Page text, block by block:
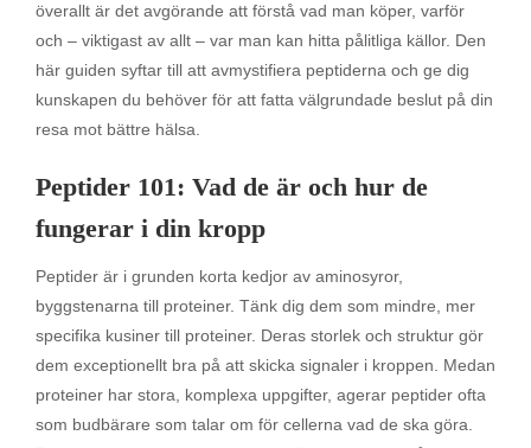
överallt är det avgörande att förstå vad man köper, varför
och – viktigast av allt – var man kan hitta pålitliga källor. Den
här guiden syftar till att avmystifiera peptiderna och ge dig
kunskapen du behöver för att fatta välgrundade beslut på din
resa mot bättre hälsa.
Peptider 101: Vad de är och hur de
fungerar i din kropp
Peptider är i grunden korta kedjor av aminosyror,
byggstenarna till proteiner. Tänk dig dem som mindre, mer
specifika kusiner till proteiner. Deras storlek och struktur gör
dem exceptionellt bra på att skicka signaler i kroppen. Medan
proteiner har stora, komplexa uppgifter, agerar peptider ofta
som budbärare som talar om för cellerna vad de ska göra.